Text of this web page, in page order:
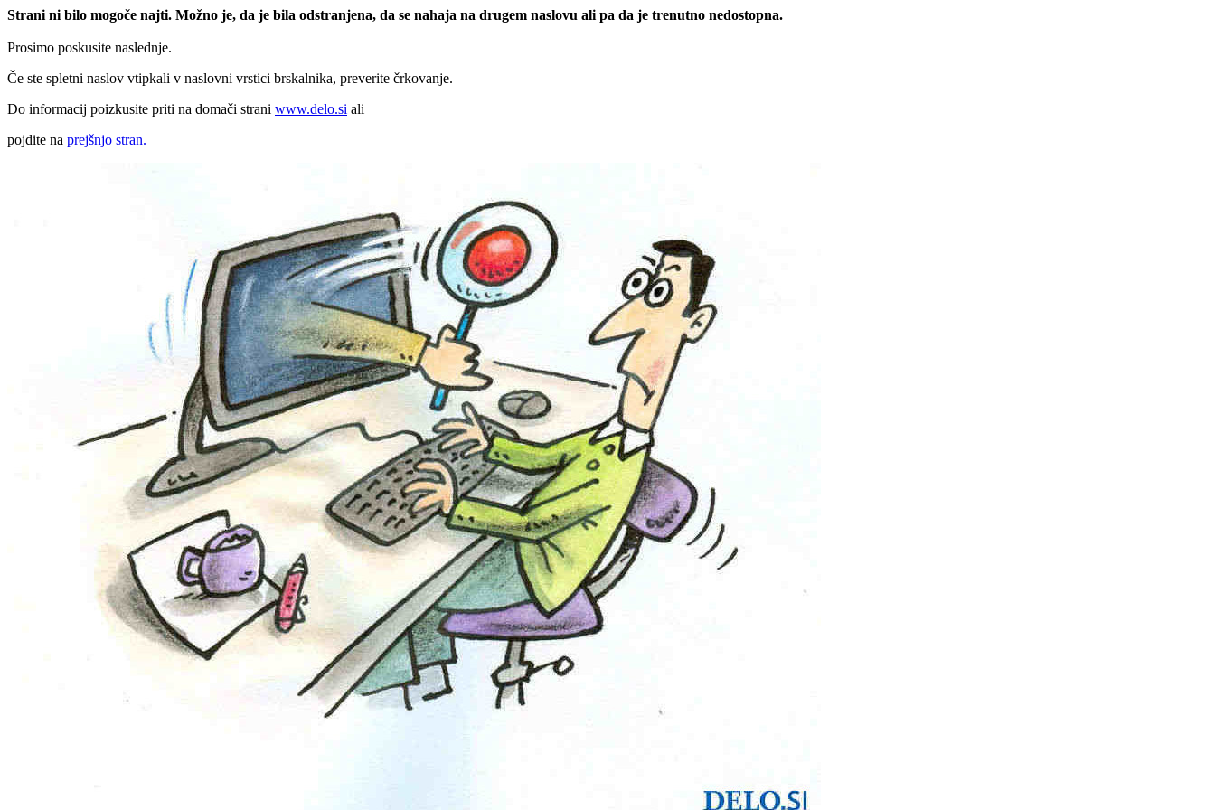
Strani ni bilo mogoče najti. Možno je, da je bila odstranjena, da se nahaja na drugem naslovu ali pa da je trenutno nedostopna.
Prosimo poskusite naslednje.
Če ste spletni naslov vtipkali v naslovni vrstici brskalnika, preverite črkovanje.
Do informacij poizkusite priti na domači strani www.delo.si ali
pojdite na prejšnjo stran.